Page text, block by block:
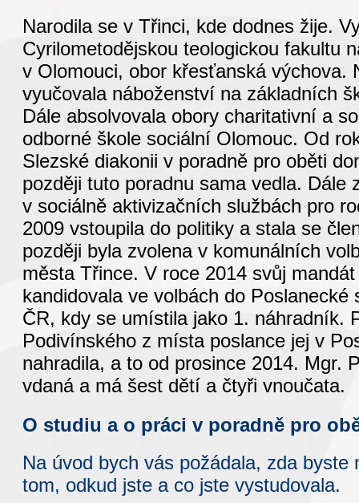
Narodila se v Třinci, kde dodnes žije.
Cyrilometodějskou teologickou fakultu
v Olomouci, obor křesťanská výchova.
vyučovala náboženství na základních
Dále absolvovala obory charitativní a
odborné škole sociální Olomouc. Od
Slezské diakonii v poradně pro oběti
později tuto poradnu sama vedla. Dále
v sociálně aktivizačních službách pro
2009 vstoupila do politiky a stala se
později byla zvolena v komunálních
města Třince. V roce 2014 svůj
kandidovala ve volbách do Poslanecké
ČR, kdy se umístila jako 1. náhradník.
Podivínského z místa poslance jej v
nahradila, a to od prosince 2014. Mgr.
vdaná a má šest dětí a čtyři vnoučata.
O studiu a o práci v poradně pro
Na úvod bych vás požádala, zda byste
tom, odkud jste a co jste vystudovala.